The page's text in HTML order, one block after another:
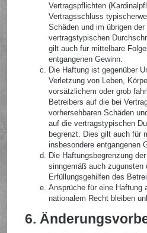
Vertragspflichten
Vertragsschluss
Schäden und im übrigen
vertragstypischen
gilt auch für mittelbare
entgangenen Gewinn.
Die Haftung ist gegenüber
Verletzung von Leben,
vorsätzlichem oder grob
Betreibers auf die bei
vorhersehbaren Schäden
auf die vertragstypischen
begrenzt. Dies gilt auch für
insbesondere entgangenen
Die Haftungsbegrenzung
sinngemäß auch zugunsten
Erfüllungsgehilfen des
Ansprüche für eine Haftung
nationalem Recht bleiben
6.